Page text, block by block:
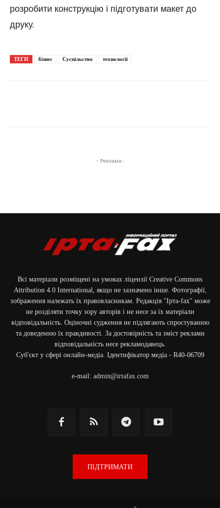
розробити конструкцію і підготувати макет до
друку.
ТЕГИ бізнес Суспільство технології
- Реклама-
Всі матеріали розміщені на умовах ліцензії Creative Commons
Attribution 4.0 International, якщо не зазначено інше. Фотографії,
зображення належать їх правовласникам. Редакція "Ірта-fax" може
не розділяти точку зору авторів і не несе за їх матеріали
відповідальність. Оціночні судження не підлягають спростуванню
та доведенню їх правдивості. За достовірність та зміст реклами
відповідальність несе рекламодавець.
Cуб'єкт у сфері онлайн-медіа. Ідентифікатор медіа - R40-06709
e-mail: admin@irtafax.com
ПІДТРИМАТИ